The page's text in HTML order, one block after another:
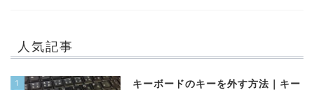
人気記事
1
キーボードのキーを外す方法｜キー